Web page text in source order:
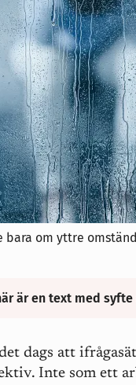
om yttre
är en text med
dags att
Inte som ett